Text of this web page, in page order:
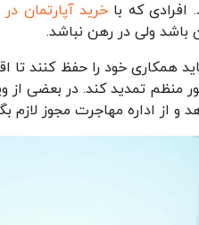
افرادی که با خرید آپارتمان
ولی در رهن نباشد.
همکاری خود را حفظ کنند
منظم تمدید کند. در بعضی از
و از اداره مهاجرت مجوز لازم